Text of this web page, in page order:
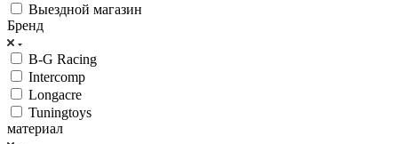
Выездной магазин
Бренд
B-G Racing
Intercomp
Longacre
Tuningtoys
материал